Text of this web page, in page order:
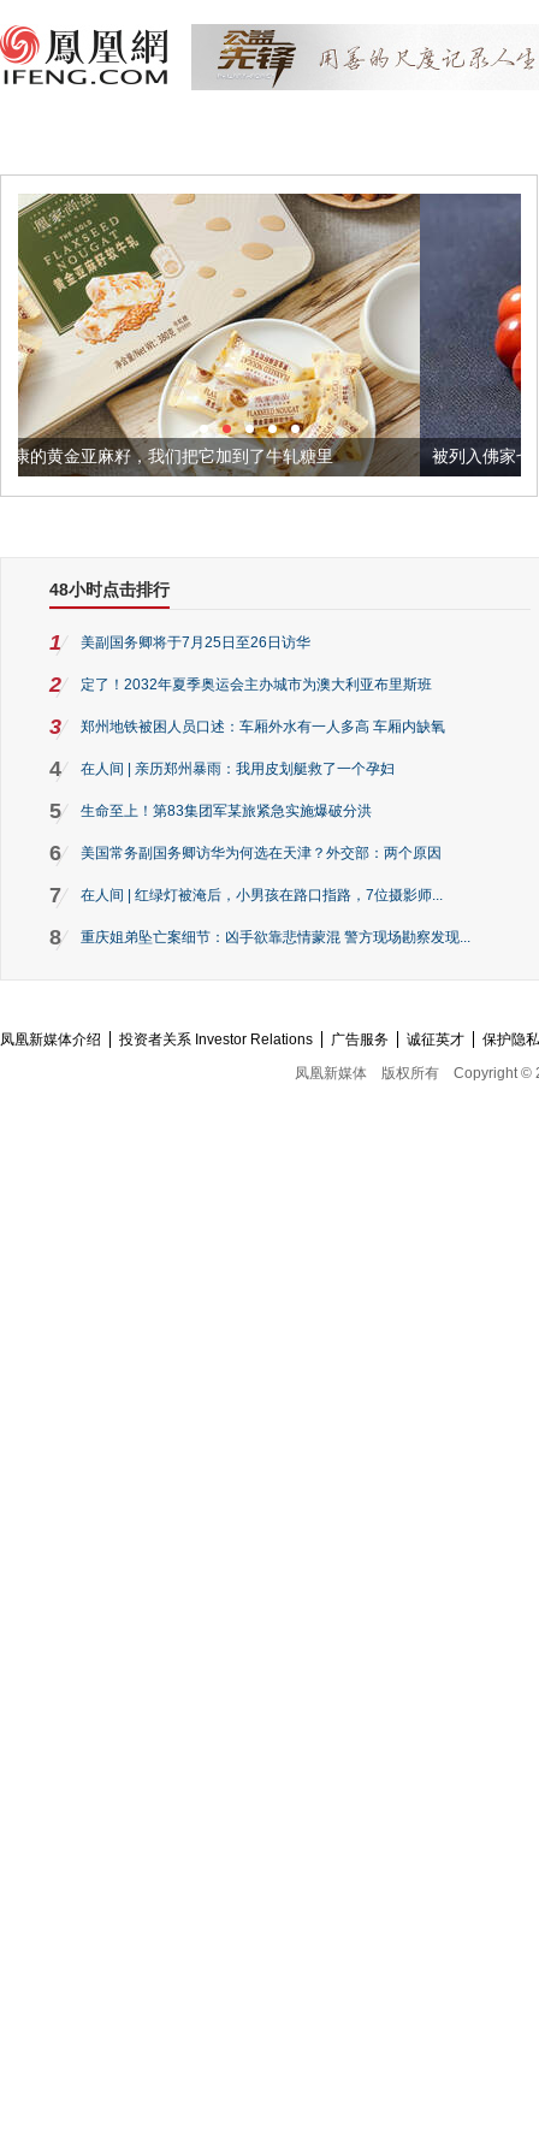
把它加到了牛轧糖里 被列入佛家七宝的它到底有多美？
48小时点击排行
1 美副国务卿将于7月25日至26日访华
2 定了！2032年夏季奥运会主办城市为澳大利亚布里斯班
3 郑州地铁被困人员口述：车厢外水有一人多高 车厢内缺氧
4 在人间 | 亲历郑州暴雨：我用皮划艇救了一个孕妇
5 生命至上！第83集团军某旅紧急实施爆破分洪
6 美国常务副国务卿访华为何选在天津？外交部：两个原因
7 在人间 | 红绿灯被淹后，小男孩在路口指路，7位摄影师...
8 重庆姐弟坠亡案细节：凶手欲靠悲情蒙混 警方现场勘察发现...
凤凰新媒体介绍 投资者关系 Investor Relations 广告服务 诚征英才
保护隐
凤凰新媒体
版权所有 Copyright ©